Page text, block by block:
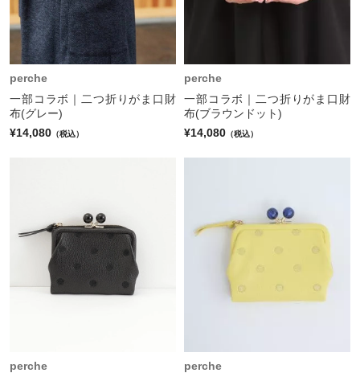
perche
一部コラボ｜二つ折りがま口財
布(グレー)
¥14,080 （税込）
perche
一部コラボ｜二つ折りがま口財
布(ブラウンドット)
¥14,080 （税込）
perche
perche